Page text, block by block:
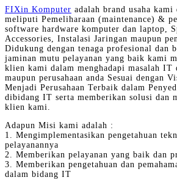
FIXin Komputer adalah brand usaha
meliputi Pemeliharaan (maintenance) &
software hardware komputer dan laptop,
Accessories, Instalasi Jaringan maupun
Didukung dengan tenaga profesional dan
jaminan mutu pelayanan yang baik kami
klien kami dalam menghadapi masalah
maupun perusahaan anda Sesuai dengan
Menjadi Perusahaan Terbaik dalam
dibidang IT serta memberikan solusi dan
klien kami.
Adapun Misi kami adalah :
1. Mengimplementasikan pengetahuan
pelayanannya
2. Memberikan pelayanan yang baik dan
3. Memberikan pengetahuan dan
dalam bidang IT